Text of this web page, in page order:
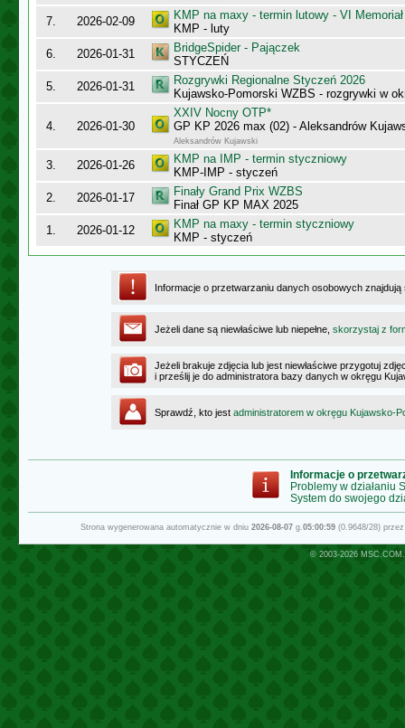
7. 2026-02-09
KMP na maxy - termin lutowy - VI
KMP - luty
6.
2026-01-31
BridgeSpider - Pajączek
STYCZEŃ
5.
2026-01-31
Rozgrywki Regionalne Styczeń 2026
Kujawsko-Pomorski WZBS - rozgrywki w
4. 2026-01-30
XXIV Nocny OTP*
GP KP 2026 max (02) - Aleksandrów
Aleksandrów Kujawski
3. 2026-01-26
KMP na IMP - termin styczniowy
KMP-IMP - styczeń
2.
2026-01-17
Finały Grand Prix WZBS
Finał GP KP MAX 2025
1.
2026-01-12
KMP na maxy - termin styczniowy
KMP - styczeń
Informacje o przetwarzaniu danych osobowych
Jeżeli dane są niewłaściwe lub niepełne, skorzystaj z
Jeżeli brakuje zdjęcia lub jest niewłaściwe przygotuj
i prześlij je do administratora bazy danych w okręgu
Sprawdź, kto jest administratorem w okręgu Kujawsko-
Informacje o
Problemy w działaniu
System do swojego
Strona wygenerowana automatycznie w dniu 2026-08-07g.05:00:59(0.9648/28)
© 2003-2026